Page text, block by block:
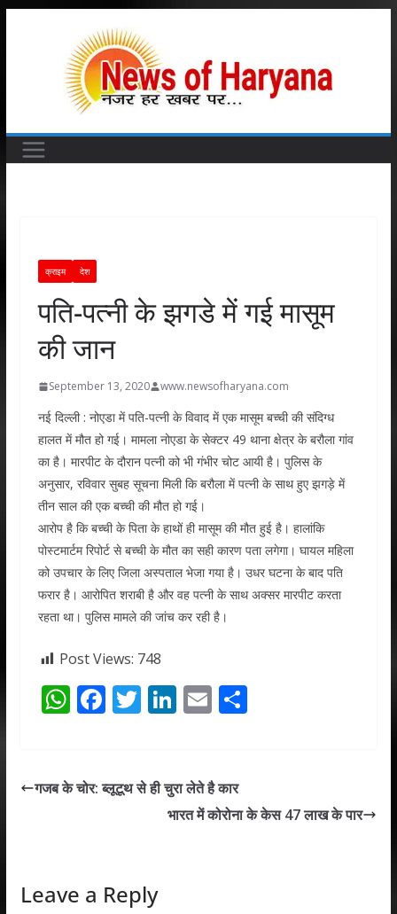
क्राइम देश
पति-पत्नी के झगडे में गई मासूम
की जान
September 13, 2020 www.newsofharyana.com
नई दिल्ली : नोएडा में पति-पत्नी के विवाद में एक मासूम बच्ची की संदिग्ध
हालत में मौत हो गई। मामला नोएडा के सेक्टर 49 थाना क्षेत्र के बरौला गांव
का है। मारपीट के दौरान पत्नी को भी गंभीर चोट आयी है। पुलिस के
अनुसार, रविवार सुबह सूचना मिली कि बरौला में पत्नी के साथ हुए झगड़े में
तीन साल की एक बच्ची की मौत हो गई।
आरोप है कि बच्ची के पिता के हाथों ही मासूम की मौत हुई है। हालांकि
पोस्टमार्टम रिपोर्ट से बच्ची के मौत का सही कारण पता लगेगा। घायल महिला
को उपचार के लिए जिला अस्पताल भेजा गया है। उधर घटना के बाद पति
फरार है। आरोपित शराबी है और वह पत्नी के साथ अक्सर मारपीट करता
रहता था। पुलिस मामले की जांच कर रही है।
Post Views: 748
W
s
F
b
T
er
Li
e
dI
E
l
S
गजब के चोर: ब्लूटूथ से ही चुरा लेते है कार
भारत में कोरोना के केस 47 लाख के पार
Leave a Reply